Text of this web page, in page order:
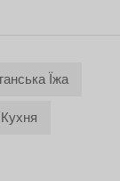
Їжа